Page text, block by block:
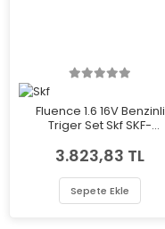
Fluence 1.6 16V Benzinli
Triger Set Skf SKF-
3.823,83 TL
Sepete Ekle